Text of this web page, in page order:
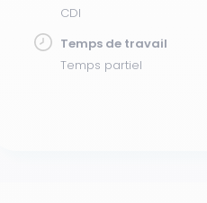
CDI
Temps de travail
Temps partiel